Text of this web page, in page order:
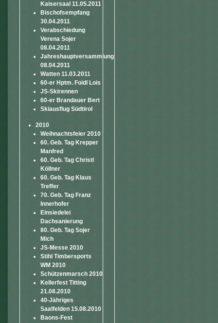
Kaisersaal 11.05.2011
Bischofsempfang
30.04.2011
Verabschiedung
Verena Sojer
08.04.2011
Jahreshauptversammlung
08.04.2011
Watten 11.03.2011
60-er Hptm. Foidl Lois
JS-Skirennen
60-er Brandauer Bert
Skiausflug Südtirol
2010
Weihnachtsfeier 2010
60. Geb. Tag Krepper
Manfred
60. Geb. Tag Christl
Köllner
60. Geb. Tag Klaus
Treffer
70. Geb. Tag Franz
Innerhofer
Einsiedelei
Dachsanierung
80. Geb. Tag Sojer
Mich
JS-Messe 2010
Stihl Timbersports
WM 2010
Schützenmarsch 2010
Kellerfest Titting
21.08.2010
40-Jähriges
Saalfelden 15.08.2010
Baons-Fest